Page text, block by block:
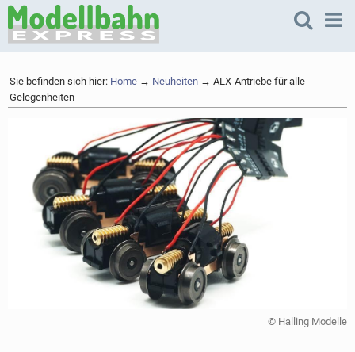
Sie befinden sich hier: Home → Neuheiten → ALX-Antriebe für alle
Gelegenheiten
© Halling Modelle